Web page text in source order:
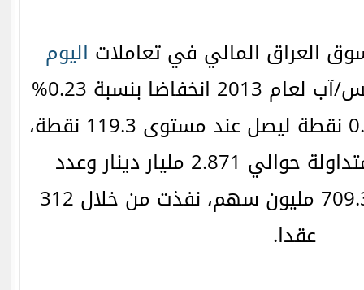
العراق المالي في تعاملات اليوم
الاثنين بتاريخ 19 أغسطس/آب لعام 2013 انخفاضا بنسبة 0.23%
مسجلا خسائر بقيمة 0.28 نقطة ليصل عند مستوى 119.3 نقطة،
حيث بلغت القيمة المتداولة حوالي 2.871 مليار دينار وعدد
الأسهم المتداولة 709.399 مليون سهم، نفذت من خلال 312
عقدا.